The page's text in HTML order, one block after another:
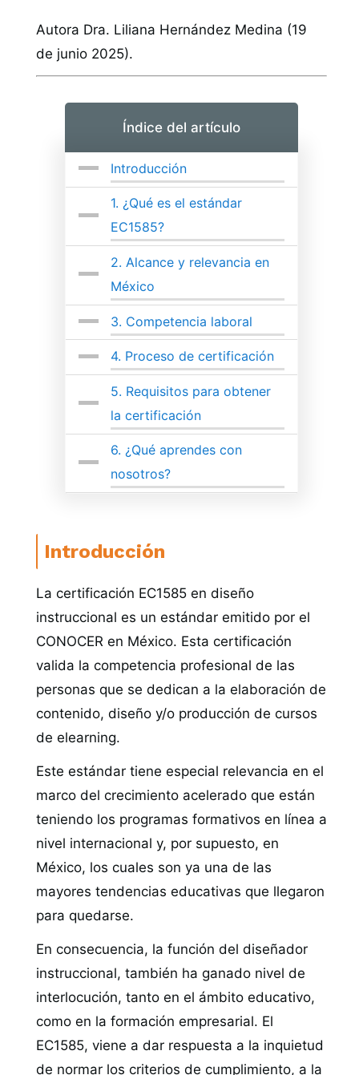
Autora Dra. Liliana Hernández Medina (19
de junio 2025).
Índice del artículo
Introducción
1. ¿Qué es el estándar
EC1585?
2. Alcance y relevancia en
México
3. Competencia laboral
4. Proceso de certificación
5. Requisitos para obtener
la certificación
6. ¿Qué aprendes con
nosotros?
Introducción
La certificación EC1585 en diseño
instruccional es un estándar emitido por el
CONOCER en México. Esta certificación
valida la competencia profesional de las
personas que se dedican a la elaboración de
contenido, diseño y/o producción de cursos
de elearning.
Este estándar tiene especial relevancia en el
marco del crecimiento acelerado que están
teniendo los programas formativos en línea a
nivel internacional y, por supuesto, en
México, los cuales son ya una de las
mayores tendencias educativas que llegaron
para quedarse.
En consecuencia, la función del diseñador
instruccional, también ha ganado nivel de
interlocución, tanto en el ámbito educativo,
como en la formación empresarial. El
EC1585, viene a dar respuesta a la inquietud
de normar los criterios de cumplimiento, a la